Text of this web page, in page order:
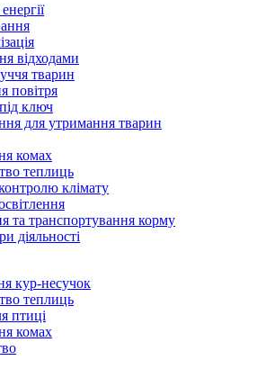
відходами
тварин
повітря
ключ
для утримання тварин
комах
теплиць
клімату
та транспортування корму
діяльності
кур-несучок
теплиць
птиці
комах